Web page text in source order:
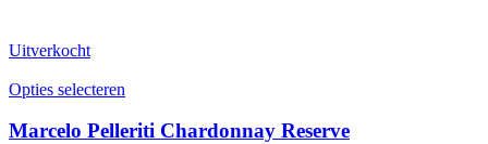
Uitverkocht
Opties selecteren
Marcelo Pelleriti Chardonnay Reserve